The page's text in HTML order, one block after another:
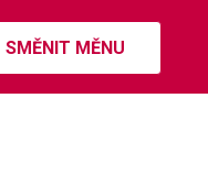
SMĚNIT MĚNU